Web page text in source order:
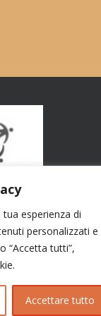
esperienza di
personalizzati e
“Accetta tutti”,
Accettare tutto